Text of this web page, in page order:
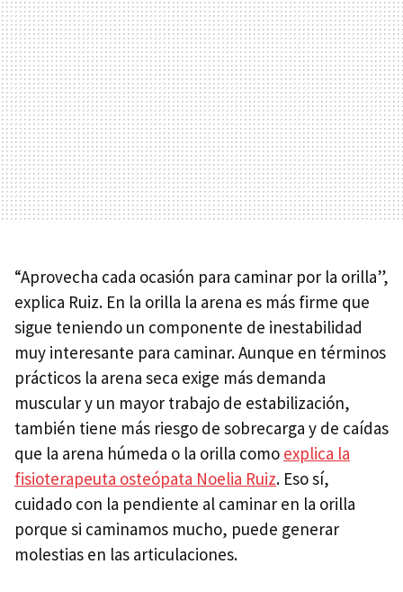
“Aprovecha cada ocasión para caminar por la orilla”,
explica Ruiz. En la orilla la arena es más firme que
sigue teniendo un componente de inestabilidad
muy interesante para caminar. Aunque en términos
prácticos la arena seca exige más demanda
muscular y un mayor trabajo de estabilización,
también tiene más riesgo de sobrecarga y de caídas
que la arena húmeda o la orilla como explica la
fisioterapeuta osteópata Noelia Ruiz. Eso sí,
cuidado con la pendiente al caminar en la orilla
porque si caminamos mucho, puede generar
molestias en las articulaciones.